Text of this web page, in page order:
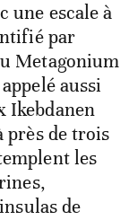
une escale à
par
Metagonium
aussi
Ikebdanen
près de trois
les
de